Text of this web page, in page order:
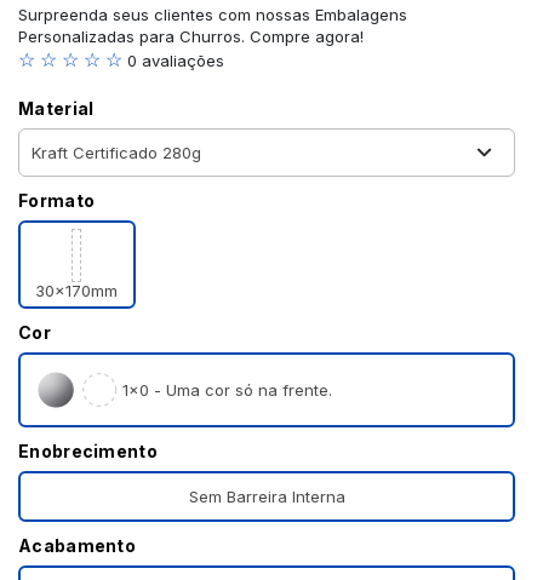
Surpreenda seus clientes com nossas Embalagens
Personalizadas para Churros. Compre agora!
☆ ☆ ☆ ☆ ☆ 0 avaliações
Material
Formato
30x170mm
Cor
1×0 - Uma cor só na frente.
Enobrecimento
Sem Barreira Interna
Acabamento